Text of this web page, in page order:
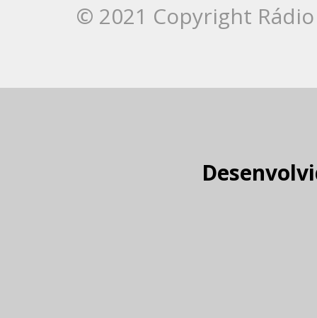
© 2021 Copyright